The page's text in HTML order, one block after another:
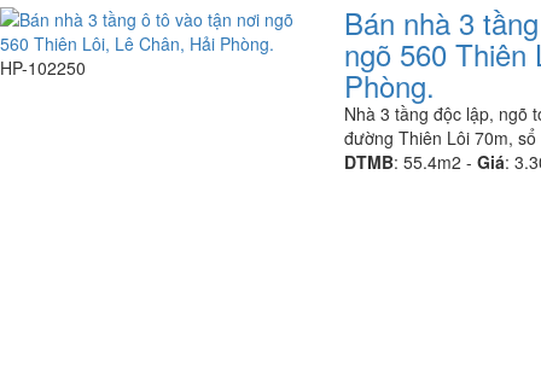
HP-102250
Bán nhà 3
ngõ 560 Thiên
Phòng.
Nhà 3 tầng độc lập, ngõ
đường Thiên Lôi 70m,
DTMB: 55.4m2 - Giá: